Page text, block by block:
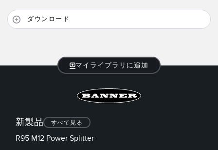
ダウンロード
マイライブラリに追加
新製品 すべて見る
R95 M12 Power Splitter